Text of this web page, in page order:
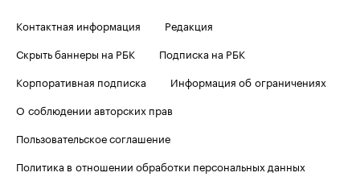
Контактная информация
Редакция
Скрыть баннеры на РБК
Подписка на РБК
Корпоративная подписка
Информация об ограничениях
О соблюдении авторских прав
Пользовательское соглашение
Политика в отношении обработки персональных данных